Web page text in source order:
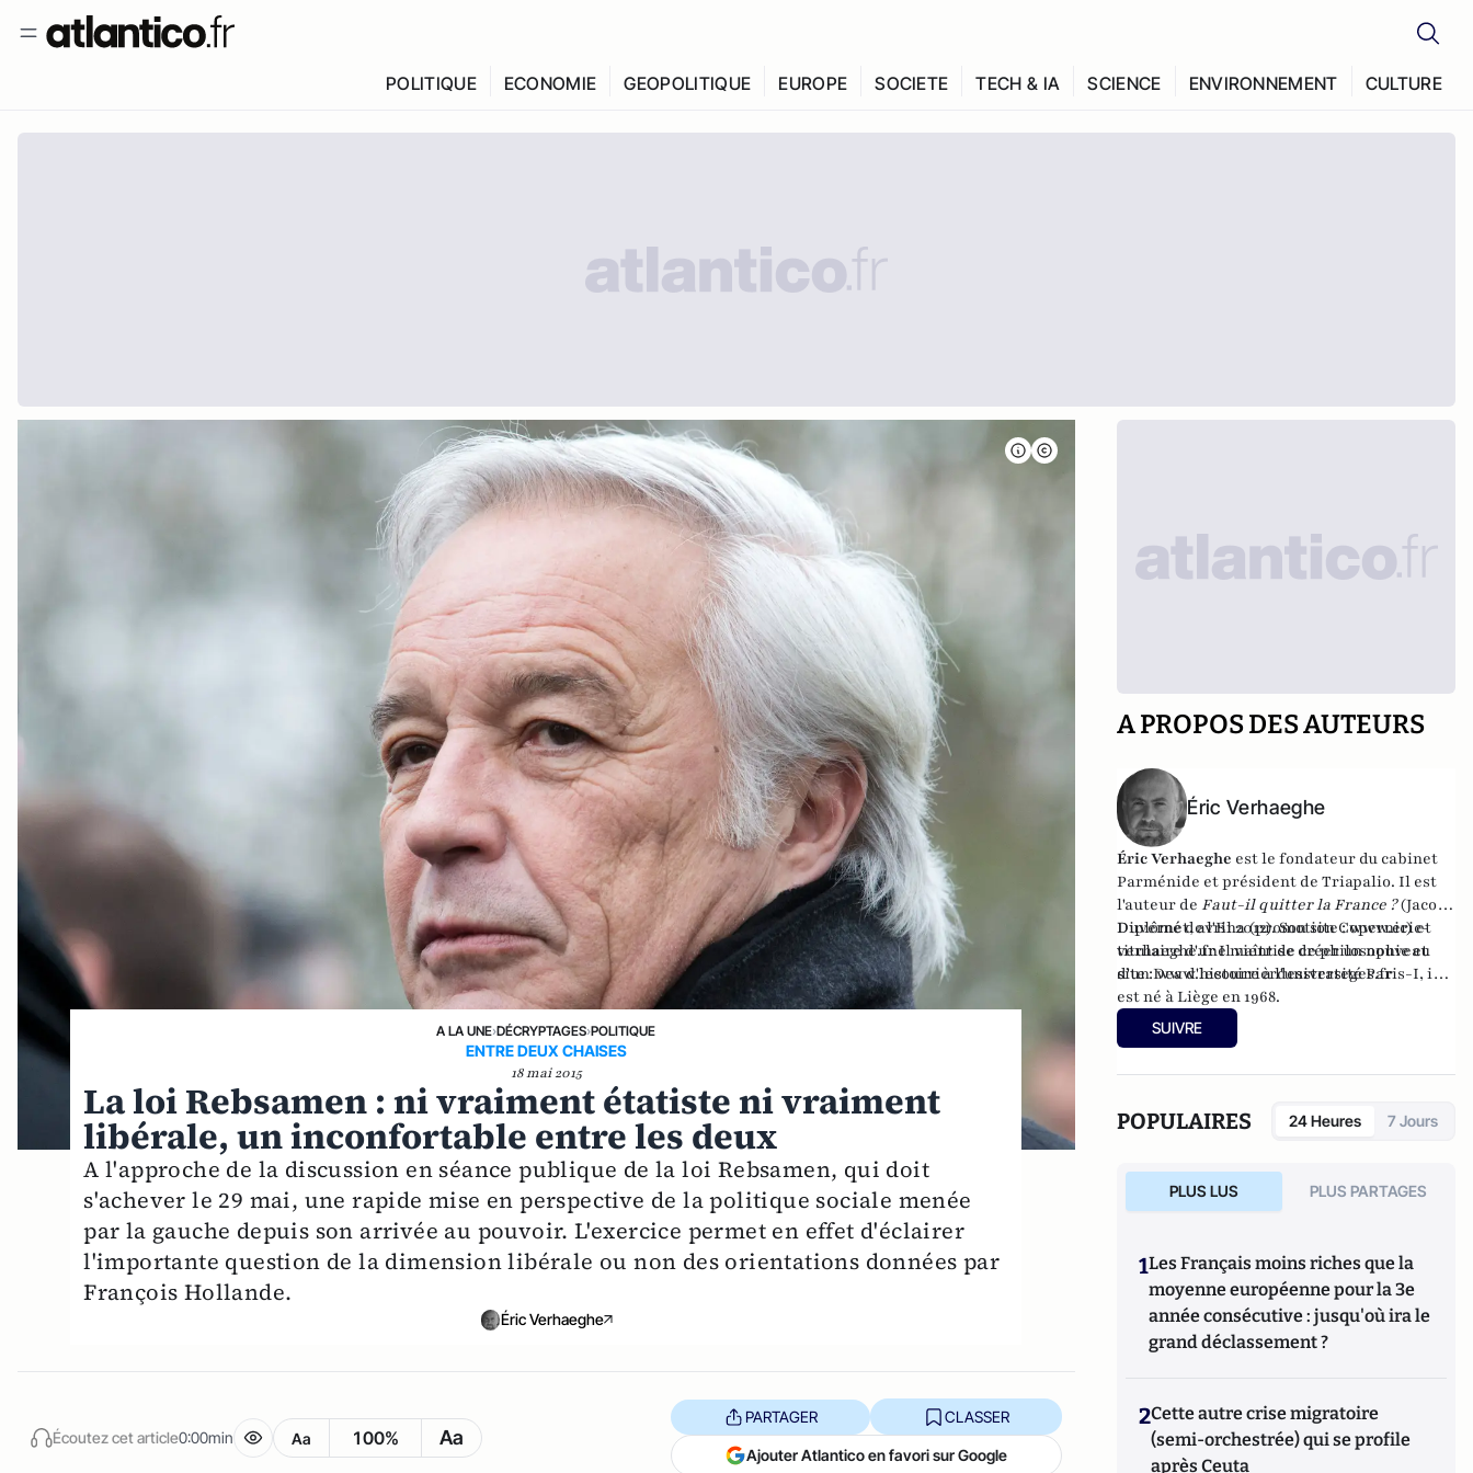
POLITIQUE ECONOMIE GEOPOLITIQUE EUROPE SOCIETE TECH & IA SCIENCE ENVIRONNEMENT CULTURE
A LA UNE›DÉCRYPTAGES›POLITIQUE
ENTRE DEUX CHAISES
18 mai 2015
La loi Rebsamen : ni vraiment étatiste ni vraiment
libérale, un inconfortable entre les deux
A l'approche de la discussion en séance publique de la loi Rebsamen, qui doit
s'achever le 29 mai, une rapide mise en perspective de la politique sociale menée
par la gauche depuis son arrivée au pouvoir. L'exercice permet en effet d'éclairer
l'importante question de la dimension libérale ou non des orientations données par
François Hollande.
Éric Verhaeghe
Écoutez cet article0:00min Aa 100% Aa
PARTAGER CLASSER
Ajouter Atlantico en favori sur Google
A PROPOS DES AUTEURS
Éric Verhaeghe
Éric Verhaeghe est le fondateur du cabinet
Parménide et président deTriapalio. Il est
l'auteur de Faut-il quitter la France ?(Jacob-
Duvernet, avril 2012). Son site :www.eric-
verhaeghe.frIl vient de créer un nouveau
site :www.lecourrierdesstrateges.fr
Diplômé de l'Ena (promotion Copernic) et
titulaire d'une maîtrise de philosophie et
d'un Dea d'histoire à l'université Paris-I, il
est né à Liège en 1968.
SUIVRE
POPULAIRES 24 Heures 7 Jours
PLUS LUS PLUS PARTAGES
1Les Français moins riches que la
moyenne européenne pour la 3e
année consécutive : jusqu'où ira le
grand déclassement ?
2Cette autre crise migratoire
(semi-orchestrée) qui se profile
après Ceuta